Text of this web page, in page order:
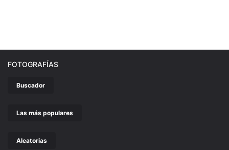
FOTOGRAFÍAS
Buscador
Las más populares
Aleatorias